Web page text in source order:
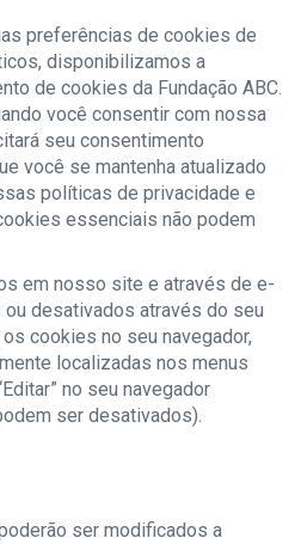
preferências de cookies de
disponibilizamos a
de cookies da Fundação ABC.
você consentir com nossa
seu consentimento
você se mantenha atualizado
políticas de privacidade e
essenciais não podem
em nosso site e através de e-
desativados através do seu
cookies no seu navegador,
localizadas nos menus
no seu navegador
ser desativados).
ser modificados a